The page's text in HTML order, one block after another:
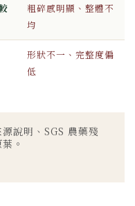
粗碎感明顯、整體不
均
形狀不一、完整度偏
低
說明、SGS 農藥殘
。